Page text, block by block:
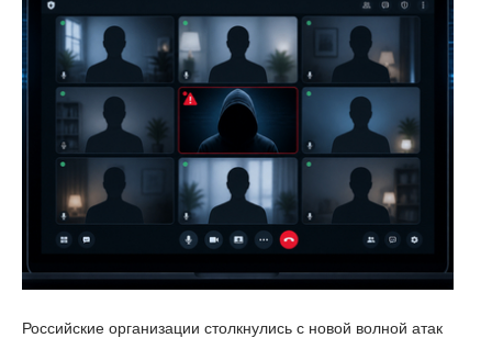
Российские организации столкнулись с новой волной атак